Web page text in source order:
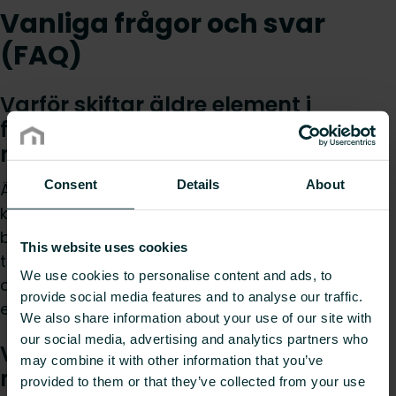
Consent Details About
This website uses cookies
We use cookies to personalise content and ads, to
provide social media features and to analyse our traffic.
We also share information about your use of our site with
our social media, advertising and analytics partners who
may combine it with other information that you’ve
provided to them or that they’ve collected from your use
Vanliga frågor och svar
(FAQ)
Varför skiftar äldre element i
fritidshus ofta mellan att vara
mycket heta eller kalla?
Äldre element som växelvis är mycket heta eller
kalla har med stor sannolikhet en
bimetalltermostat. För att få en jämnare
temperatur och spara på energikostnaden kan
dessa bytas ut mot moderna oljefyllda
elradiatorer.
Vilka elementmodeller kan styras
med styrsystemet Unisenza Plus?